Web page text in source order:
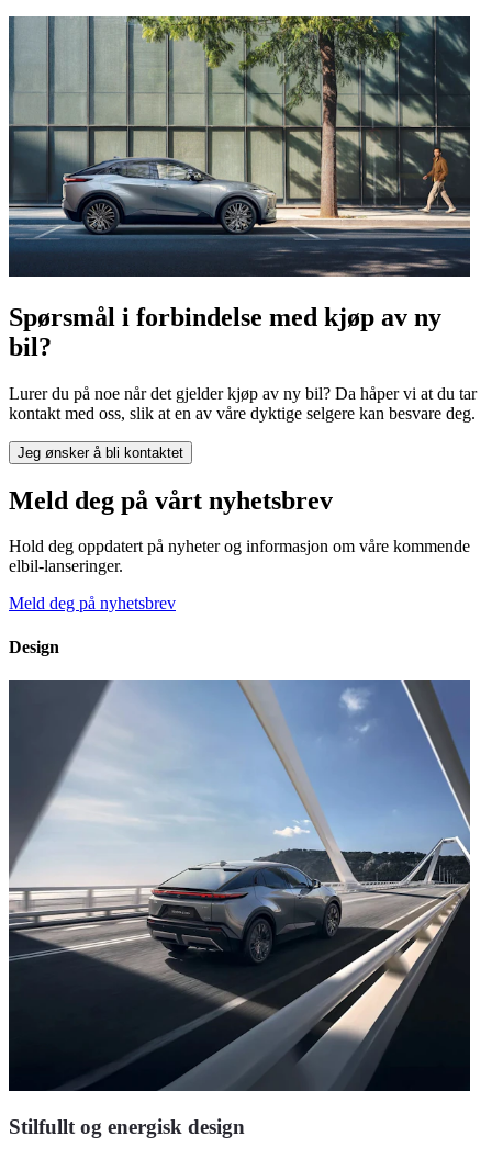
Spørsmål i forbindelse med kjøp av ny
bil?
Lurer du på noe når det gjelder kjøp av ny bil? Da håper vi at du tar
kontakt med oss, slik at en av våre dyktige selgere kan besvare deg.
Jeg ønsker å bli kontaktet
Meld deg på vårt nyhetsbrev
Hold deg oppdatert på nyheter og informasjon om våre kommende
elbil-lanseringer.
Meld deg på nyhetsbrev
Design
Stilfullt og energisk design